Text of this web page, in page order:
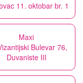
11. oktobar br. 1
Maxi
Bulevar 76,
Duvaniste III